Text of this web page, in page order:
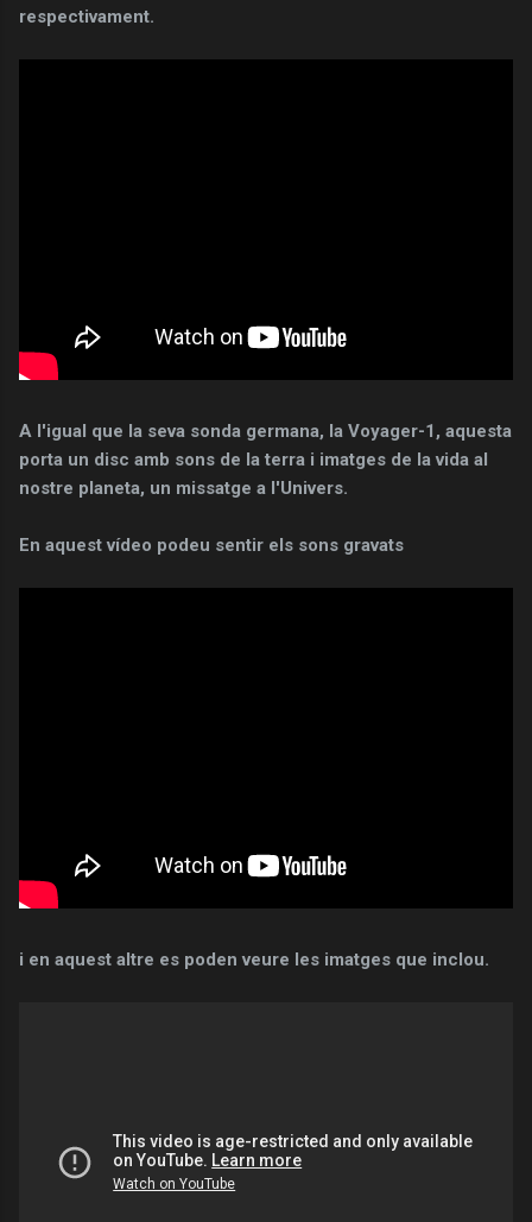
respectivament.
A l'igual que la seva sonda germana, la Voyager-1, aquesta
porta un disc amb sons de la terra i imatges de la vida al
nostre planeta, un missatge a l'Univers.
En aquest vídeo podeu sentir els sons gravats
i en aquest altre es poden veure les imatges que inclou.